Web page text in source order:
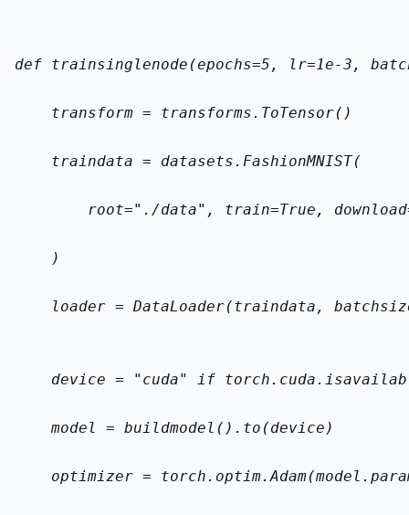
def trainsinglenode(epochs=5, lr=1e-3,
    transform = transforms.ToTensor()
    train
data = datasets.FashionMNIST(
root="./data", train=True,
    )
    loader = DataLoader(train
data, batch
    device = "cuda" if torch.cuda.is
    model = build
model().to(device)
optimizer =